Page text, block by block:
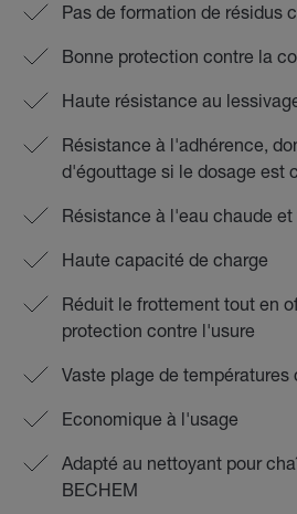
Pas de formation de résidus
Bonne protection contre la
Haute résistance au
Résistance à l'adhérence,
d'égouttage si le dosage est
Résistance à l'eau chaude et
Haute capacité de charge
Réduit le frottement tout en
protection contre l'usure
Vaste plage de températures
Economique à l'usage
Adapté au nettoyant pour
BECHEM